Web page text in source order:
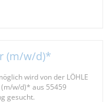
(m/w/d)*
wird von der LÖHLE
w/d)* aus 55459
gesucht.